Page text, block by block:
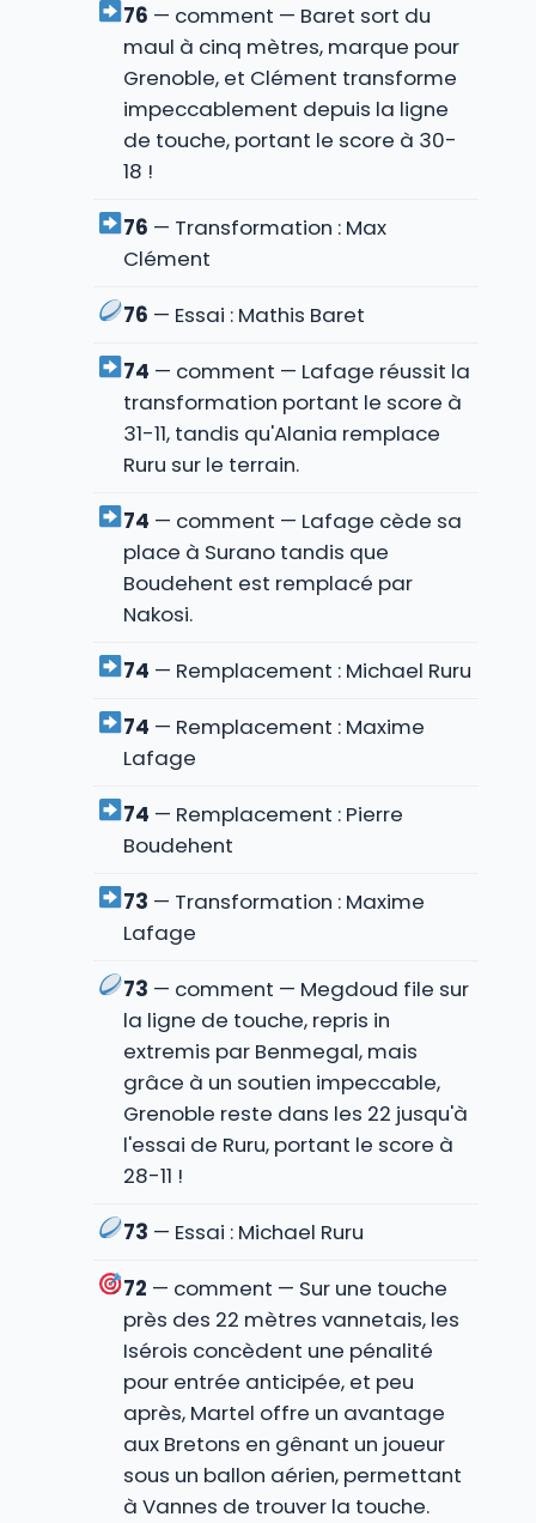
76 — comment — Baret sort du
maul à cinq mètres, marque pour
Grenoble, et Clément transforme
impeccablement depuis la ligne
de touche, portant le score à 30-
18 !
76 — Transformation : Max
Clément
76 — Essai : Mathis Baret
74 — comment — Lafage réussit la
transformation portant le score à
31-11, tandis qu'Alania remplace
Ruru sur le terrain.
74 — comment — Lafage cède sa
place à Surano tandis que
Boudehent est remplacé par
Nakosi.
74 — Remplacement : Michael Ruru
74 — Remplacement : Maxime
Lafage
74 — Remplacement : Pierre
Boudehent
73 — Transformation : Maxime
Lafage
73 — comment — Megdoud file sur
la ligne de touche, repris in
extremis par Benmegal, mais
grâce à un soutien impeccable,
Grenoble reste dans les 22 jusqu'à
l'essai de Ruru, portant le score à
28-11 !
73 — Essai : Michael Ruru
72 — comment — Sur une touche
près des 22 mètres vannetais, les
Isérois concèdent une pénalité
pour entrée anticipée, et peu
après, Martel offre un avantage
aux Bretons en gênant un joueur
sous un ballon aérien, permettant
à Vannes de trouver la touche.